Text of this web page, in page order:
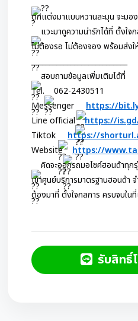
ตกแต่งมาแบบหวานละมุน จะมอ
แวะมาดูความน่ารักได้ที่ ตั้งใจ
ไม่ต้องรอ ไม่ต้องจอง พร้อมส่งใ
สอบถามข้อมูลเพิ่มเติมได้ที่
Tel.
062-2430511
Messenger
https://
Line official
https://
Tiktok
https://
Website
https://
คิดจะออกรถมอไซค์ฮอนด้าทุก
เข้าศูนย์บริการมาตรฐานฮอนด้า
ต้องมาที่ ตั้งใจกลการ ครบจบในที่
รับสิทธิ์